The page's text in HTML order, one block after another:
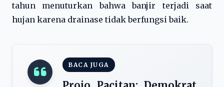
tahun menuturkan bahwa banjir terjadi saat
hujan karena drainase tidak berfungsi baik.
BACA JUGA